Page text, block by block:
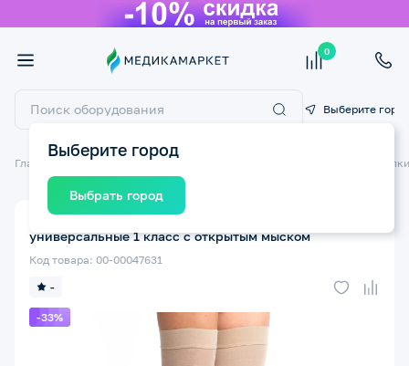
0
Выберите город
Выберите город
Выбрать город
Главная Компрессионный трикотаж
-33%
-
Код товара: 00-00047631
универсальные 1 класс с открытым мыском